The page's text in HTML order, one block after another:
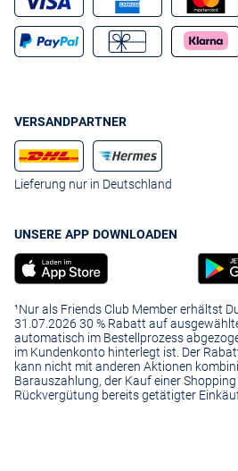
VERSANDPARTNER
Lieferung nur in Deutschland
UNSERE APP DOWNLOADEN
¹Nur als Friends Club Member erhältst
31.07.2026 30 % Rabatt auf
automatisch im Bestellprozess
im Kundenkonto hinterlegt ist. Der
kann nicht mit anderen Aktionen
Barauszahlung, der Kauf einer
Rückvergütung bereits getätigter